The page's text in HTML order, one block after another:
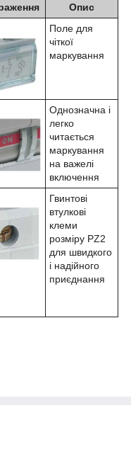
Опис
Поле для
чіткої
маркування
Однозначна і
легко
читається
маркування
на важелі
включення
Гвинтові
втулкові
клеми
розміру PZ2
для швидкого
і надійного
приєднання